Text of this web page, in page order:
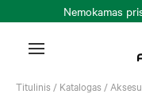
Nemokamas
Titulinis / Katalogas /